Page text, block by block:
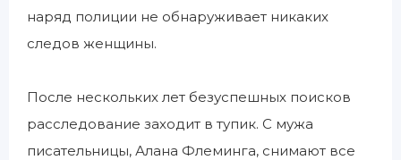
наряд полиции не обнаруживает никаких
следов женщины.
После нескольких лет безуспешных поисков
расследование заходит в тупик. С мужа
писательницы, Алана Флеминга, снимают все